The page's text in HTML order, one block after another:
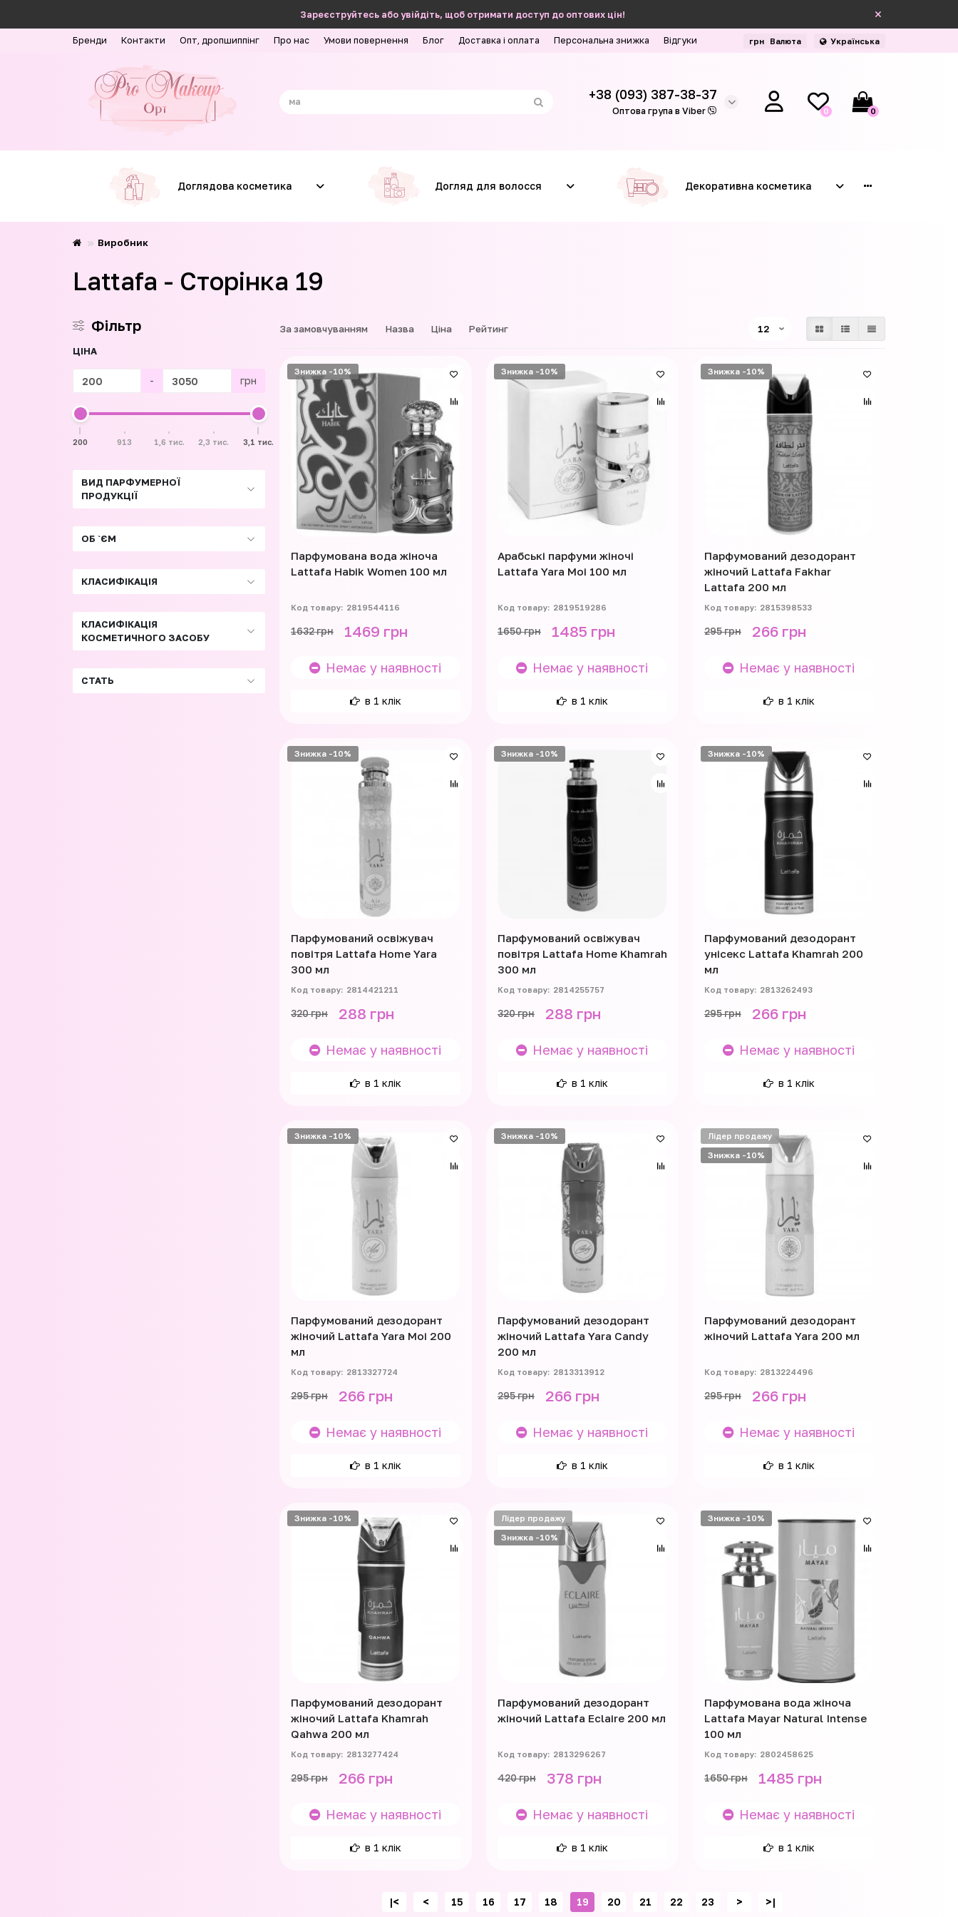
Зареєструйтесь або увійдіть, щоб отримати доступ до оптових цін!
Бренди Контакти Опт, дропшиппінг Про нас Умови повернення Блог Доставка і оплата Персональна знижка Відгуки грн Валюта Українська
+38 (093) 387-38-37
Оптова група в Viber 0 0
Доглядова косметика Догляд для волосся Декоративна косметика
Виробник
Lattafa - Сторінка 19
Фільтр
ЦІНА
- грн
200 913 1,6 тис. 2,3 тис. 3,1 тис.
ВИД ПАРФУМЕРНОЇ
ПРОДУКЦІЇ
ОБ `ЄМ
КЛАСИФІКАЦІЯ
КЛАСИФІКАЦІЯ
КОСМЕТИЧНОГО ЗАСОБУ
СТАТЬ
За замовчуванням Назва Ціна Рейтинг
Знижка -10%
Парфумована вода жіноча
Lattafa Habik Women 100 мл
2819544116
1632 грн 1469 грн
Немає у наявності
в 1 клік
Знижка -10%
Арабські парфуми жіночі
Lattafa Yara Moi 100 мл
2819519286
1650 грн 1485 грн
Немає у наявності
в 1 клік
Знижка -10%
Парфумований дезодорант
жіночий Lattafa Fakhar
Lattafa 200 мл
2815398533
295 грн 266 грн
Немає у наявності
в 1 клік
Знижка -10%
Парфумований освіжувач
повітря Lattafa Home Yara
300 мл
2814421211
320 грн 288 грн
Немає у наявності
в 1 клік
Знижка -10%
Парфумований освіжувач
повітря Lattafa Home Khamrah
300 мл
2814255757
320 грн 288 грн
Немає у наявності
в 1 клік
Знижка -10%
Парфумований дезодорант
унісекс Lattafa Khamrah 200
мл
2813262493
295 грн 266 грн
Немає у наявності
в 1 клік
Знижка -10%
Парфумований дезодорант
жіночий Lattafa Yara Moi 200
мл
2813327724
295 грн 266 грн
Немає у наявності
в 1 клік
Знижка -10%
Парфумований дезодорант
жіночий Lattafa Yara Candy
200 мл
2813313912
295 грн 266 грн
Немає у наявності
в 1 клік
Лідер продажу
Знижка -10%
Парфумований дезодорант
жіночий Lattafa Yara 200 мл
2813224496
295 грн 266 грн
Немає у наявності
в 1 клік
Знижка -10%
Парфумований дезодорант
жіночий Lattafa Khamrah
Qahwa 200 мл
2813277424
295 грн 266 грн
Немає у наявності
в 1 клік
Лідер продажу
Знижка -10%
Парфумований дезодорант
жіночий Lattafa Eclaire 200 мл
2813296267
420 грн 378 грн
Немає у наявності
в 1 клік
Знижка -10%
Парфумована вода жіноча
Lattafa Mayar Natural Intense
100 мл
2802458625
1650 грн 1485 грн
Немає у наявності
в 1 клік
|< < 15 16 17 18 19 20 21 22 23 > >|